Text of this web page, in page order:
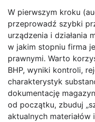
W pierwszym kroku
przeprowadź szybki
urządzenia i działania
w jakim stopniu firma
prawnymi. Warto
BHP, wyniki kontroli,
charakterystyk
dokumentację
od początku, zbuduj
aktualnych